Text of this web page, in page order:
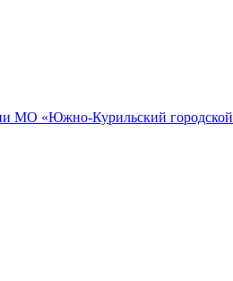
МО «Южно-Курильский городской